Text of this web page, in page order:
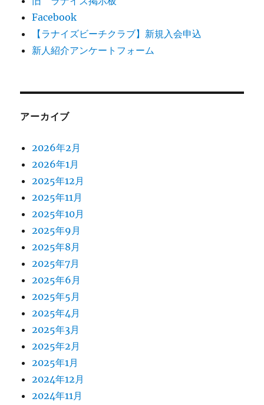
Facebook
【ラナイズビーチクラブ】新規入会申込
新人紹介アンケートフォーム
アーカイブ
2026年2月
2026年1月
2025年12月
2025年11月
2025年10月
2025年9月
2025年8月
2025年7月
2025年6月
2025年5月
2025年4月
2025年3月
2025年2月
2025年1月
2024年12月
2024年11月